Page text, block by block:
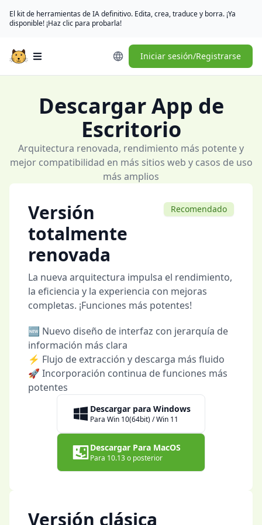
El kit de herramientas de IA definitivo. Edita, crea, traduce y borra. ¡Ya
disponible! ¡Haz clic para probarla!
Open main menu Iniciar sesión/Registrarse
Descargar App de
Escritorio
Arquitectura renovada, rendimiento más potente y
mejor compatibilidad en más sitios web y casos de uso
más amplios
Versión
totalmente
renovada
Recomendado
La nueva arquitectura impulsa el rendimiento,
la eficiencia y la experiencia con mejoras
completas. ¡Funciones más potentes!
🆕 Nuevo diseño de interfaz con jerarquía de
información más clara
⚡ Flujo de extracción y descarga más fluido
🚀 Incorporación continua de funciones más
potentes
Descargar para Windows
Para Win 10(64bit) / Win 11
Descargar Para MacOS
Para 10.13 o posterior
Versión clásica